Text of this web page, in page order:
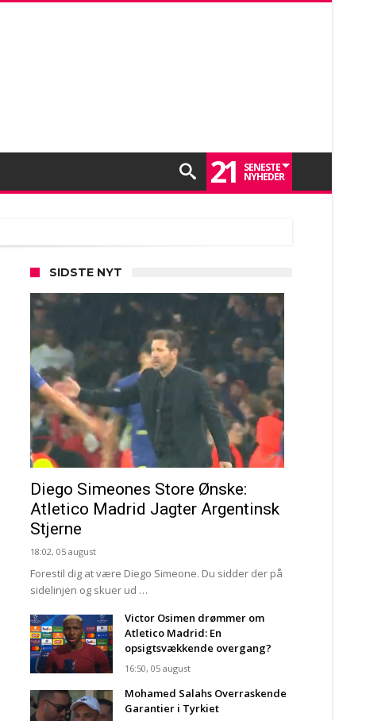
21 SENESTE
NYHEDER
SIDSTE NYT
Diego Simeones Store Ønske:
Atletico Madrid Jagter Argentinsk
Stjerne
18:02, 05 august
Forestil dig at være Diego Simeone. Du sidder der på
sidelinjen og skuer ud …
Victor Osimen drømmer om
Atletico Madrid: En
opsigtsvækkende overgang?
16:50, 05 august
Mohamed Salahs Overraskende
Garantier i Tyrkiet